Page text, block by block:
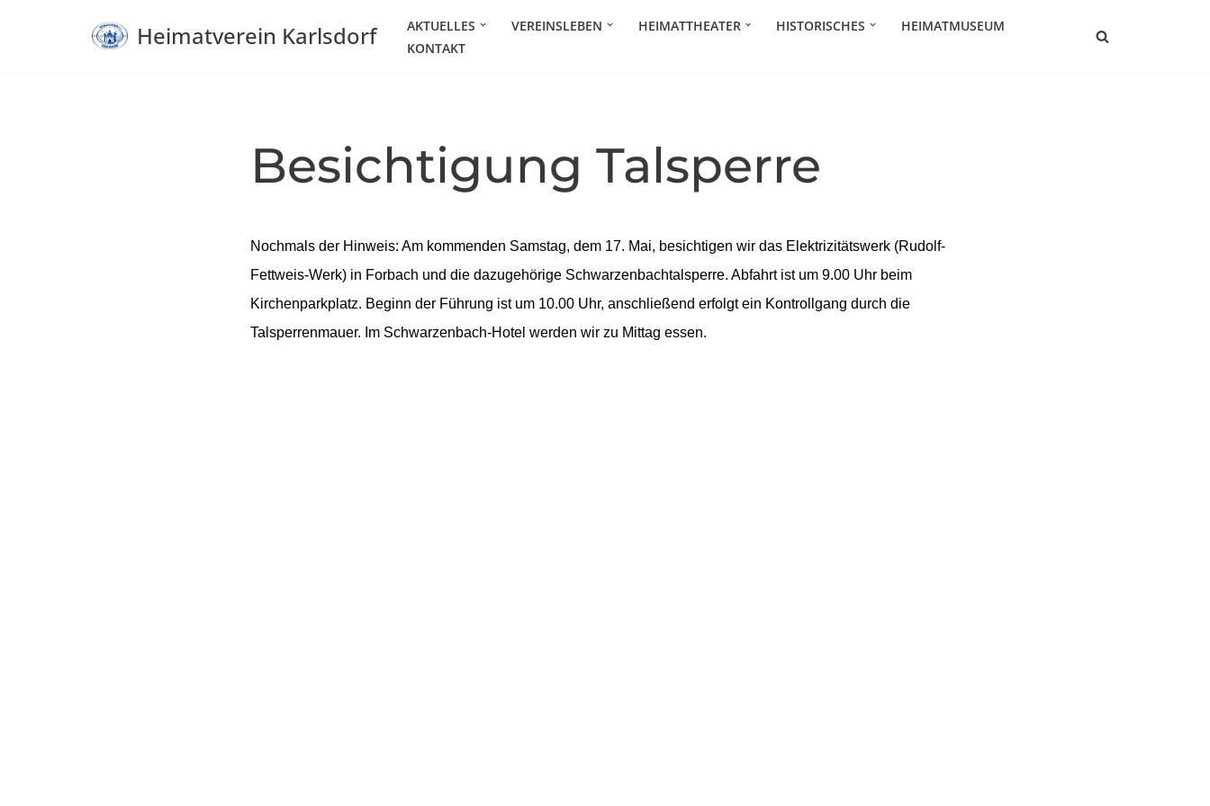
Heimatverein Karlsdorf AKTUELLES VEREINSLEBEN HEIMATTHEATER HISTORISCHES
HEIMATMUSEUM
KONTAKT
Besichtigung Talsperre
Nochmals der Hinweis: Am kommenden Samstag, dem 17. Mai, besichtigen wir das Elektrizitätswerk (Rudolf-
Fettweis-Werk) in Forbach und die dazugehörige Schwarzenbachtalsperre. Abfahrt ist um 9.00 Uhr beim
Kirchenparkplatz. Beginn der Führung ist um 10.00 Uhr, anschließend erfolgt ein Kontrollgang durch die
Talsperrenmauer. Im Schwarzenbach-Hotel werden wir zu Mittag essen.